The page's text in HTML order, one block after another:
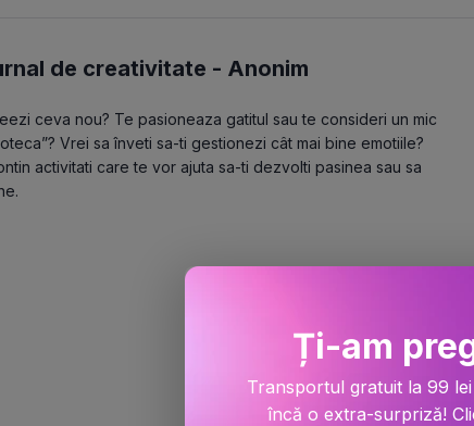
de creativitate - Anonim
ceva nou? Te pasioneaza gatitul sau te consideri un mic
Vrei sa înveti sa-ti gestionezi cât mai bine emotiile?
activitati care te vor ajuta sa-ti dezvolti pasinea sau sa
Ți-am
Transportul gratuit la 99
încă o extra-surpriză!